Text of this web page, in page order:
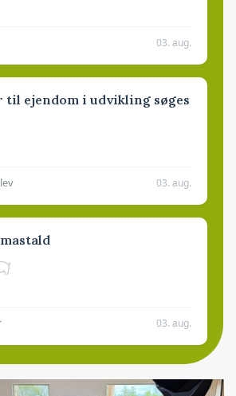
03. aug.
til ejendom i udvikling søges
03. aug.
03. aug.